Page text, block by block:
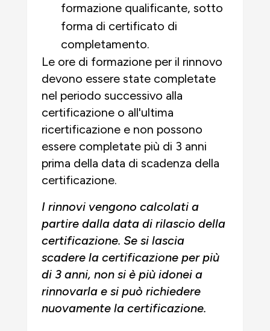
formazione qualificante, sotto
forma di certificato di
completamento.
Le ore di formazione per il rinnovo
devono essere state completate
nel periodo successivo alla
certificazione o all'ultima
ricertificazione e non possono
essere completate più di 3 anni
prima della data di scadenza della
certificazione.
I rinnovi vengono calcolati a
partire dalla data di rilascio della
certificazione. Se si lascia
scadere la certificazione per più
di 3 anni, non si è più idonei a
rinnovarla e si può richiedere
nuovamente la certificazione.